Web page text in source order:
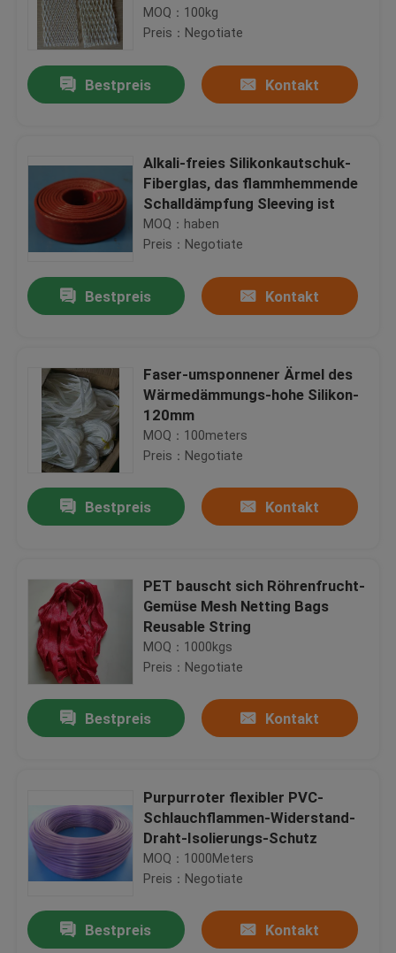
Wein-Flasche/Frucht ineinander
MOQ：100kg
Preis：Negotiate
Bestpreis Kontakt
Alkali-freies Silikonkautschuk-
Fiberglas, das flammhemmende
Schalldämpfung Sleeving ist
MOQ：haben
Preis：Negotiate
Bestpreis Kontakt
Faser-umsponnener Ärmel des
Wärmedämmungs-hohe Silikon-
120mm
MOQ：100meters
Preis：Negotiate
Bestpreis Kontakt
PET bauscht sich Röhrenfrucht-
Gemüse Mesh Netting Bags
Reusable String
MOQ：1000kgs
Preis：Negotiate
Bestpreis Kontakt
Purpurroter flexibler PVC-
Schlauchflammen-Widerstand-
Draht-Isolierungs-Schutz
MOQ：1000Meters
Preis：Negotiate
Bestpreis Kontakt
Flammhemmendes flexibles PVC-Schlauchplastikrohr für Draht-Jacke